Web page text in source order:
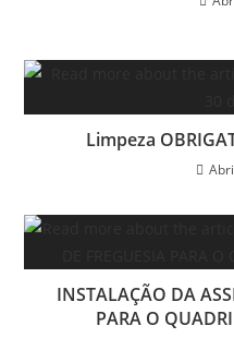
Limpeza
INSTALAÇÃO DA
PARA O